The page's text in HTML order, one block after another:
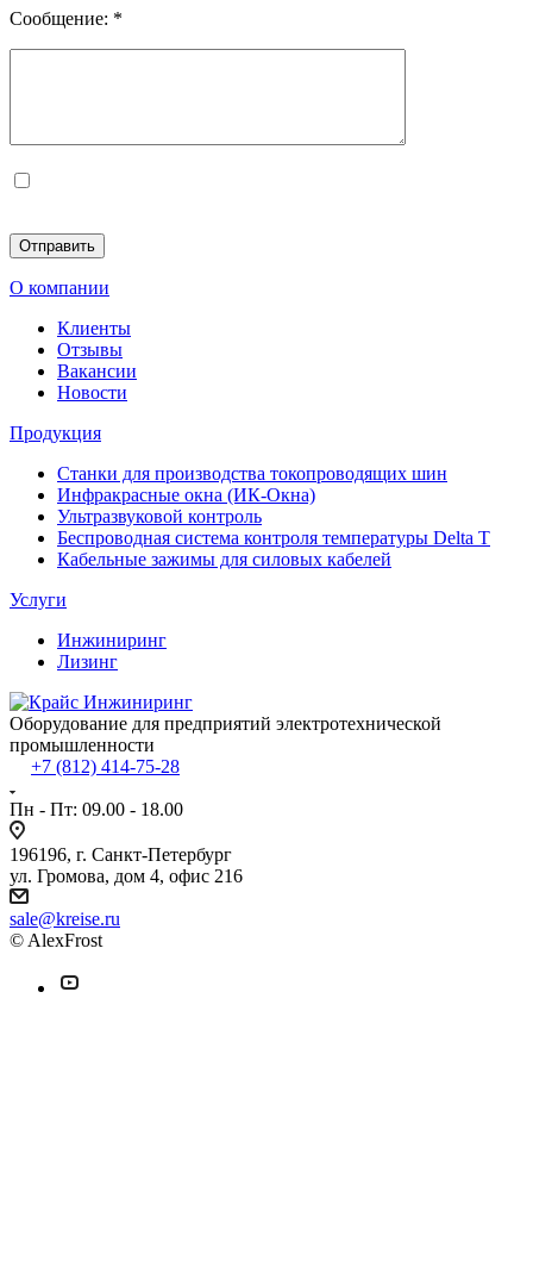
Сообщение: *
О компании
Клиенты
Отзывы
Вакансии
Новости
Продукция
Станки для производства токопроводящих шин
Инфракрасные окна (ИК-Окна)
Ультразвуковой контроль
Беспроводная система контроля температуры Delta T
Кабельные зажимы для силовых кабелей
Услуги
Инжиниринг
Лизинг
Оборудование для предприятий электротехнической
промышленности
+7 (812) 414-75-28
Пн - Пт: 09.00 - 18.00
196196, г. Санкт-Петербург
ул. Громова, дом 4, офис 216
sale@kreise.ru
© AlexFrost